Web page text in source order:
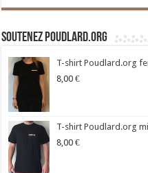
Soutenez Poudlard.org
T-shirt Poudlard.org
8,00 €
T-shirt Poudlard.org
8,00 €